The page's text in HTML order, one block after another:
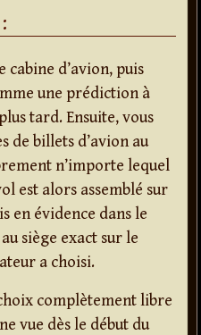
cabine d’avion, puis
une prédiction à
tard. Ensuite, vous
de billets d’avion au
n’importe lequel
est alors assemblé sur
en évidence dans le
siège exact sur le
a choisi.
complètement libre
vue dès le début du